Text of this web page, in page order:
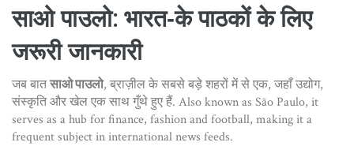
साओ पाउलो: भारत‑के पाठकों के लिए
जरूरी जानकारी
जब बातसाओ पाउलो, ब्राज़ील के सबसे बड़े शहरों में से एक, जहाँ उद्योग,
संस्कृति और खेल एक साथ गुँथे हुए हैं. Also known as São Paulo, it
serves as a hub for finance, fashion and football, making it a
frequent subject in international news feeds.